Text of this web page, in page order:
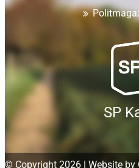
SP
© Copyright 2026 | Website by